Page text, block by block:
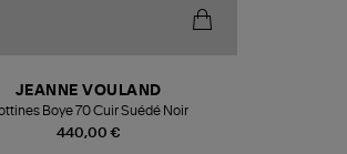
440,00 €
JEANNE VOULAND
Boye 70 Cuir Suédé Noir